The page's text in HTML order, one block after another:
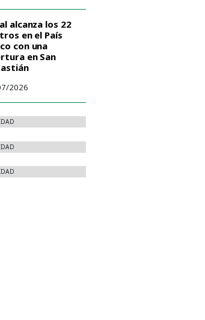
alcanza los 22
en el País
con una
en San
2026